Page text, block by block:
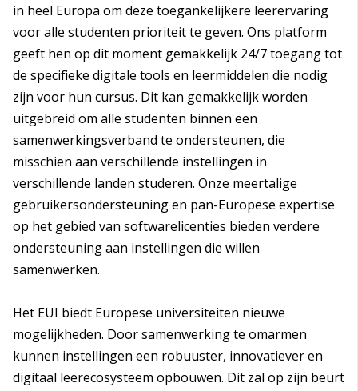
in heel Europa om deze toegankelijkere leerervaring
voor alle studenten prioriteit te geven. Ons platform
geeft hen op dit moment gemakkelijk 24/7 toegang tot
de specifieke digitale tools en leermiddelen die nodig
zijn voor hun cursus. Dit kan gemakkelijk worden
uitgebreid om alle studenten binnen een
samenwerkingsverband te ondersteunen, die
misschien aan verschillende instellingen in
verschillende landen studeren. Onze meertalige
gebruikersondersteuning en pan-Europese expertise
op het gebied van softwarelicenties bieden verdere
ondersteuning aan instellingen die willen
samenwerken.
Het EUI biedt Europese universiteiten nieuwe
mogelijkheden. Door samenwerking te omarmen
kunnen instellingen een robuuster, innovatiever en
digitaal leerecosysteem opbouwen. Dit zal op zijn beurt